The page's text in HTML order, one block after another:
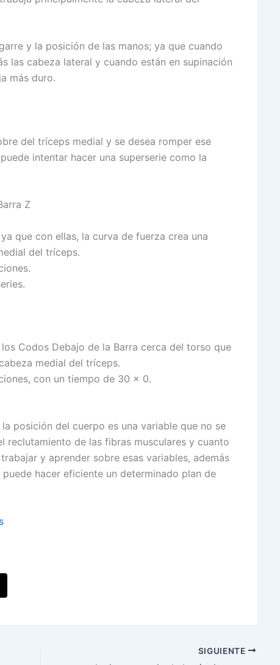
y la posición de las manos; ya que cuando
las cabeza lateral y cuando están en supinación
más duro.
del tríceps medial y se desea romper ese
intentar hacer una superserie como la
Z
que con ellas, la curva de fuerza crea una
del tríceps.
Codos Debajo de la Barra cerca del torso que
medial del tríceps.
con un tiempo de 30 x 0.
posición del cuerpo es una variable que no se
reclutamiento de las fibras musculares y cuanto
y aprender sobre esas variables, además
hacer eficiente un determinado plan de
SIGUIENTE